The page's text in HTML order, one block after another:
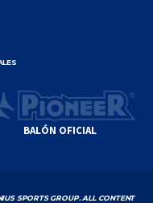
BALÓN OFICIAL
SPORTS GROUP. ALL CONTENT